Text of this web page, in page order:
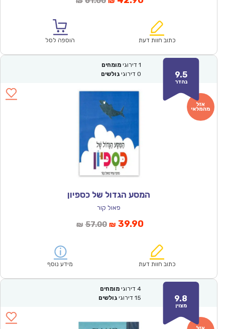
₪61.00.
הוא:
כתוב חוות דעת הוספה לסל
9.5
נהדר
1 דירוגי מומחים
0 דירוגי גולשים
המסע הגדול של כספיון
פאול קור
₪ 57.00המחיר
₪57.00.
₪ 39.90המחיר
הוא:
כתוב חוות דעת מידע נוסף
9.8
מצוין
4 דירוגי מומחים
15 דירוגי גולשים